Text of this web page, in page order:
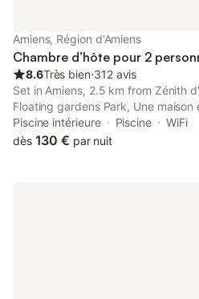
Amiens, Région d'Amiens
Chambre d’hôte pour 2
8.6Très bien⋅312 avis
Set in Amiens, 2.5 km from Zénith
Floating gardens Park, Une
offers a garden, a shared lounge
Piscine intérieure Piscine
WiFi
dès 130 € par nuit